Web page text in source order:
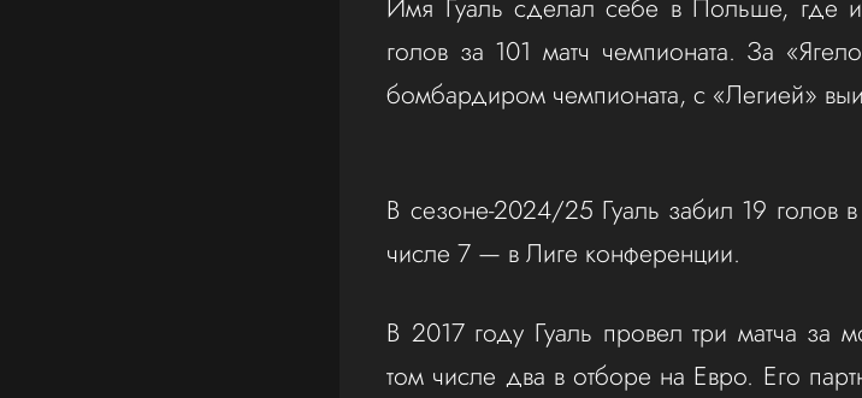
Имя Гуаль сделал себе в Польше,
голов за 101 матч чемпионата. За
бомбардиром чемпионата, с «Легией»
В сезоне-2024/25 Гуаль забил 19 голов
числе 7 — в Лиге конференции.
В 2017 году Гуаль провел три матча
том числе два в отборе на Евро. Его